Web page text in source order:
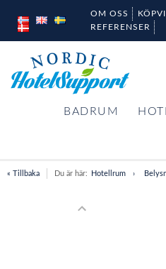
OM OSS
REFERENSER
BADRUM
« Tillbaka Du är här: Hotellrum